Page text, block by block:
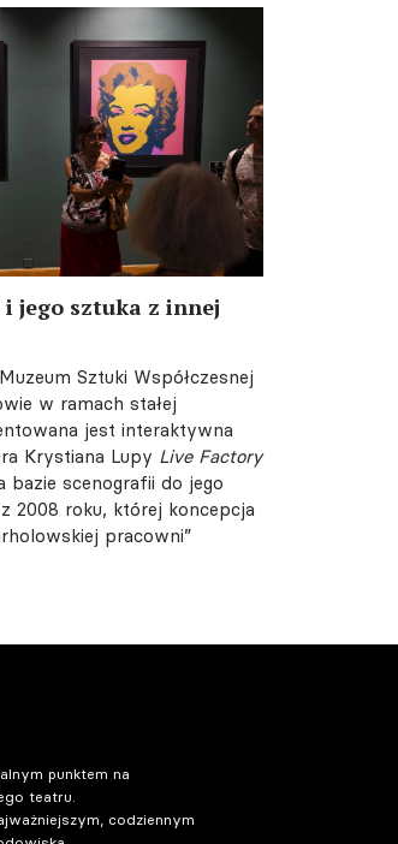
jego sztuka z innej
Sztuki Współczesnej
w ramach stałej
jest interaktywna
Krystiana Lupy Live Factory
bazie scenografii do jego
2008 roku, której koncepcja
pracowni”
punktem na
teatru.
codziennym